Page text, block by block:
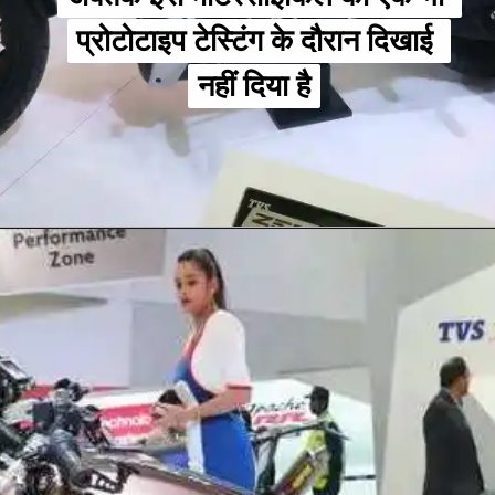
प्रोटोटाइप टेस्टिंग के दौरान दिखाई
नहीं दिया है
प्रोटोटाइप टेस्टिंग के दौरान दिखाई
नहीं दिया है